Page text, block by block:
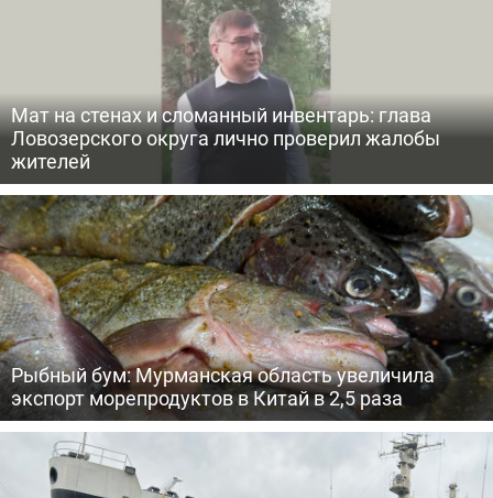
Мат на стенах и сломанный инвентарь: глава
Ловозерского округа лично проверил жалобы
жителей
Рыбный бум: Мурманская область увеличила
экспорт морепродуктов в Китай в 2,5 раза